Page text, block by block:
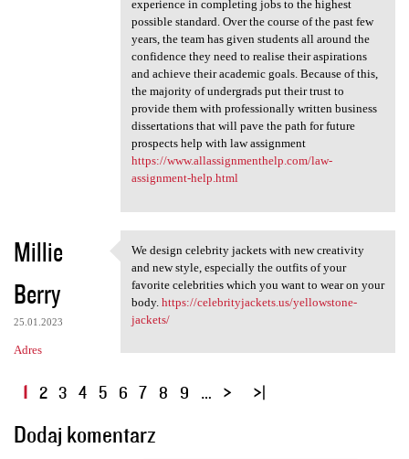
experience in completing jobs to the highest
possible standard. Over the course of the past few
years, the team has given students all around the
confidence they need to realise their aspirations
and achieve their academic goals. Because of this,
the majority of undergrads put their trust to
provide them with professionally written business
dissertations that will pave the path for future
prospects help with law assignment
https://www.allassignmenthelp.com/law-
assignment-help.html
Millie
Berry
25.01.2023
Adres
We design celebrity jackets
We design celebrity jackets with new creativity
and new style, especially the outfits of your
favorite celebrities which you want to wear on your
body. https://celebrityjackets.us/yellowstone-
jackets/
S
r
1 2 3 4 5 6 7 8 9 …
Dodaj komentarz